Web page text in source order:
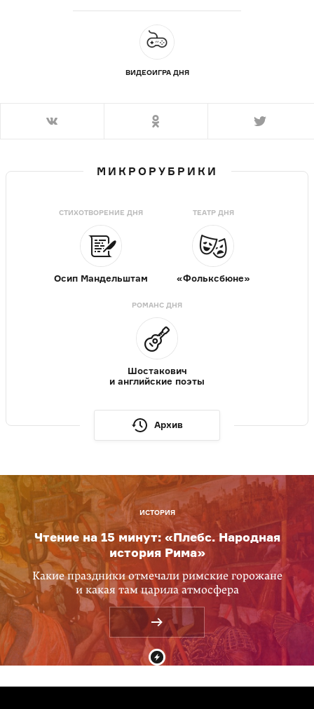
ВИДЕОИГРА ДНЯ
МИКРОРУБРИКИ
СТИХОТВОРЕНИЕ ДНЯ
Осип Мандельштам
ТЕАТР ДНЯ
«Фольксбюне»
РОМАНС ДНЯ
Шостакович
и английские поэты
Архив
ИСТОРИЯ
Чтение на 15 минут: «Плебс. Народная
история Рима»
Какие праздники отмечали римские горожане
и какая там царила атмосфера